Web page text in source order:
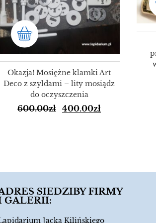
Okazja! Mosiężne klamki Art
Deco z szyldami – lity mosiądz
do oczyszczenia
600.00zł 400.00zł
SIEDZIBY FIRMY
GALERII:
Jacka Kilińskiego